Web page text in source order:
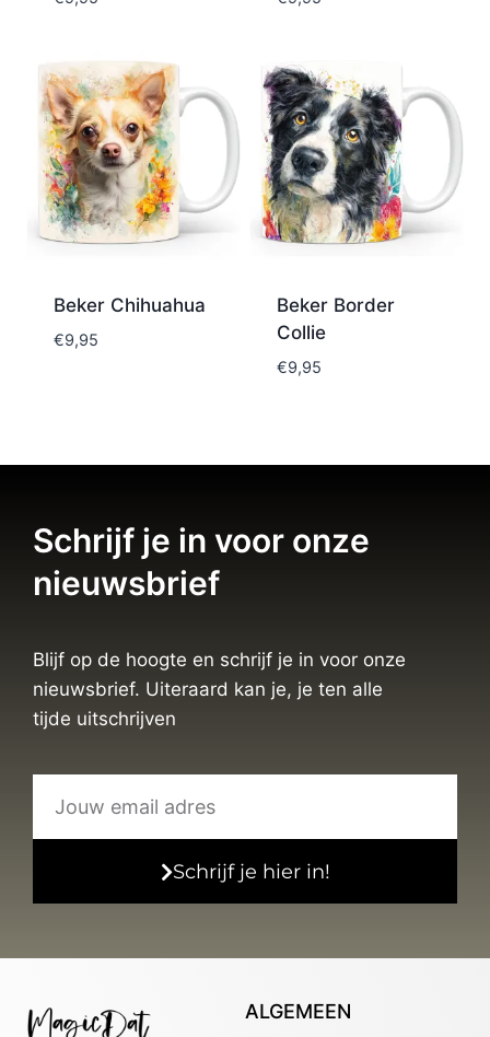
Beker Chihuahua
€9,95
Beker Border
Collie
€9,95
Schrijf je in voor onze
nieuwsbrief
Blijf op de hoogte en schrijf je in voor onze
nieuwsbrief. Uiteraard kan je, je ten alle
tijde uitschrijven
Schrijf je hier in!
ALGEMEEN